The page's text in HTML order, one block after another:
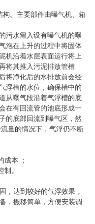
构。主要部件由曝气机、箱
污水留入设有曝气机的曝
泡在上升的过程中将固体
机沿着水层表面运行将上
将其推入污泥排放管槽
将净化后的水排放前会经
浮槽的水位，确保槽中的
从曝气段沿着气浮槽的底
在有回流管的池底形成一
的底部回流到曝气区，然
量的情况下，气浮仍不断
成本 ；
。
，达到较好的气浮效果 。
，搬移简单，方便安装调